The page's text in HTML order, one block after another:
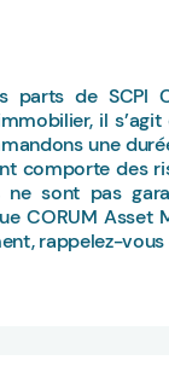
parts de SCPI
il
une
comporte des
ne sont pas
CORUM Asset
rappelez-